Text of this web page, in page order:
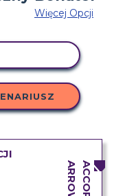
Więcej Opcji